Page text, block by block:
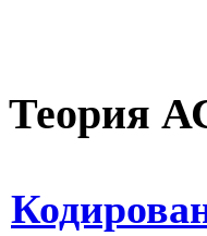
Теория